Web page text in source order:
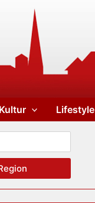
Kultur Lifestyle